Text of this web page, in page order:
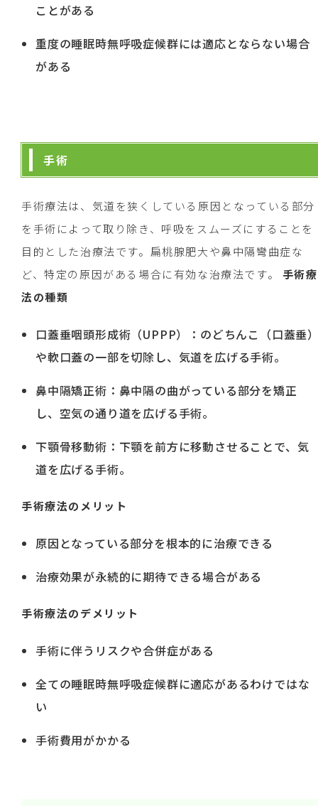
ことがある
重度の睡眠時無呼吸症候群には適応とならない場合
がある
手術
手術療法は、気道を狭くしている原因となっている部分
を手術によって取り除き、呼吸をスムーズにすることを
目的とした治療法です。扁桃腺肥大や鼻中隔彎曲症な
ど、特定の原因がある場合に有効な治療法です。 手術療
法の種類
口蓋垂咽頭形成術（UPPP）：のどちんこ（口蓋垂
や軟口蓋の一部を切除し、気道を広げる手術。
鼻中隔矯正術：鼻中隔の曲がっている部分を矯正
し、空気の通り道を広げる手術。
下顎骨移動術：下顎を前方に移動させることで、気
道を広げる手術。
手術療法のメリット
原因となっている部分を根本的に治療できる
治療効果が永続的に期待できる場合がある
手術療法のデメリット
手術に伴うリスクや合併症がある
全ての睡眠時無呼吸症候群に適応があるわけではな
い
手術費用がかかる